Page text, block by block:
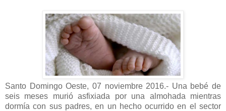
Santo Domingo Oeste, 07 noviembre 2016.- Una bebé de
seis meses murió asfixiada por una almohada mientras
dormía con sus padres, en un hecho ocurrido en el sector